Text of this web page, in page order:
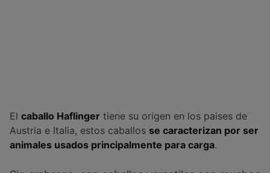
El caballo Haflinger tiene su origen en los paises de
Austria e Italia, estos caballos se caracterizan por ser
animales usados principalmente para carga.